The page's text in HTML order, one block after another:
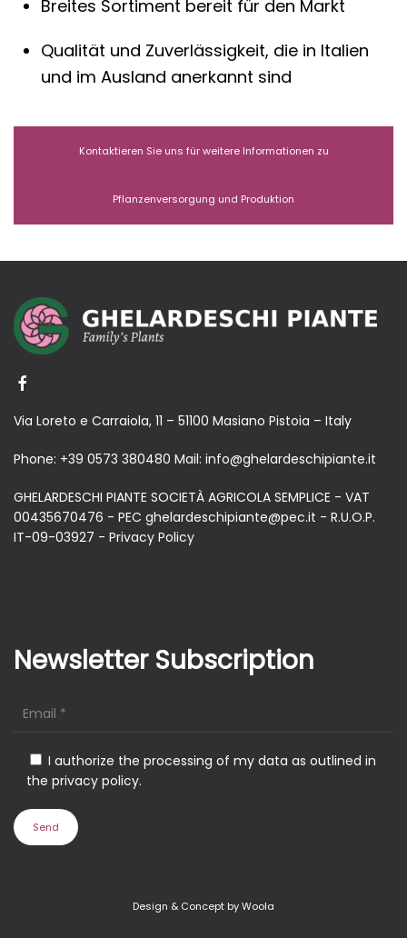
Breites Sortiment bereit für den Markt
Qualität und Zuverlässigkeit, die in Italien
und im Ausland anerkannt sind
Kontaktieren Sie uns für weitere Informationen zu
Pflanzenversorgung und Produktion
Via Loreto e Carraiola, 11 – 51100 Masiano Pistoia – Italy
Phone: +39 0573 380480 Mail: info@ghelardeschipiante.it
GHELARDESCHI PIANTE SOCIETÀ AGRICOLA SEMPLICE - VAT
00435670476 - PEC ghelardeschipiante@pec.it - R.U.O.P.
IT-09-03927 - Privacy Policy
Newsletter Subscription
I authorize the processing of my data as outlined in
the privacy policy.
Design & Concept by Woola